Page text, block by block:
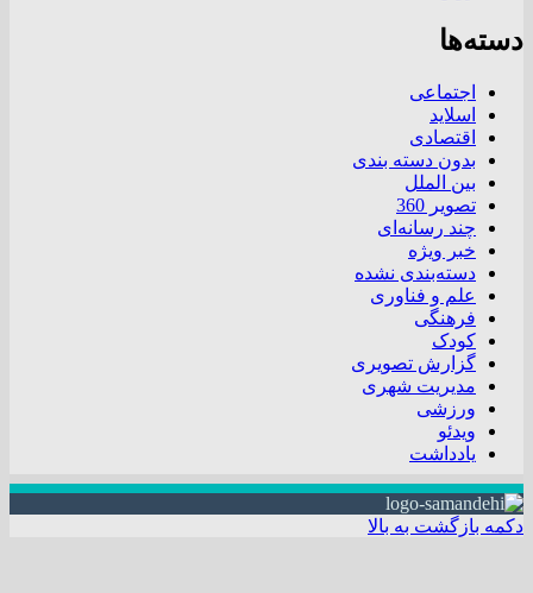
دسته‌ها
اجتماعی
اسلاید
اقتصادی
بدون دسته بندی
بین الملل
تصویر 360
چند رسانه‌ای
خبر ویژه
دسته‌بندی نشده
علم و فناوری
فرهنگی
کودک
گزارش تصویری
مدیریت شهری
ورزشی
ویدئو
یادداشت
دکمه بازگشت به بالا